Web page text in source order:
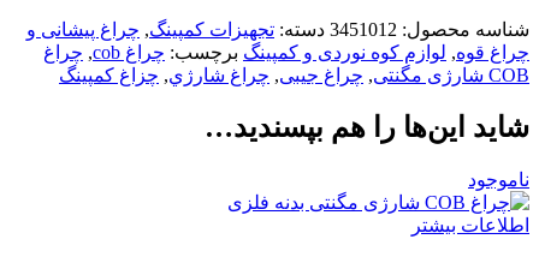
شناسه محصول: 3451012 دسته: تجهیزات کمپینگ, چراغ پیشانی و
چراغ قوه, لوازم کوه نوردی و کمپینگ برچسب: چراغ cob , چراغ
COB شارژی مگنتی
, چراغ جیبی, چراغ شارژي, چزاغ کمپینگ
شاید این‌ها را هم بپسندید…
ناموجود
اطلاعات بیشتر